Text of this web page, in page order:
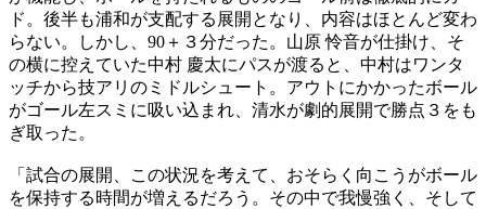
ド。後半も浦和が支配する展開となり、内容はほとんど変わ
らない。しかし、90＋３分だった。山原 怜音が仕掛け、そ
の横に控えていた中村 慶太にパスが渡ると、中村はワンタ
ッチから技アリのミドルシュート。アウトにかかったボール
がゴール左スミに吸い込まれ、清水が劇的展開で勝点３をも
ぎ取った。
「試合の展開、この状況を考えて、おそらく向こうがボール
を保持する時間が増えるだろう。その中で我慢強く、そして